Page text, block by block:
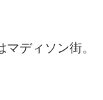
マディソン街。